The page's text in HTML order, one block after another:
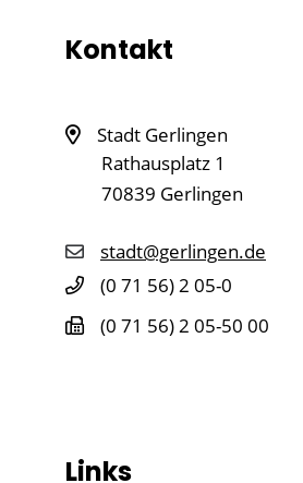
Kontakt
Stadt Gerlingen
Rathausplatz 1
70839 Gerlingen
stadt@gerlingen.de
(0 71 56) 2 05-0
(0 71 56) 2 05-50 00
Links